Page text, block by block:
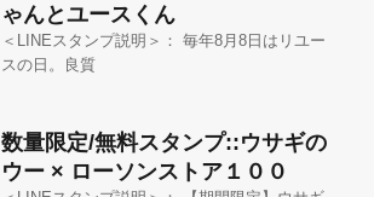
ゃんとユースくん
＜LINEスタンプ説明＞： 毎年8月8日はリユー
スの日。良質
数量限定/無料スタンプ::ウサギの
ウー × ローソンストア１００